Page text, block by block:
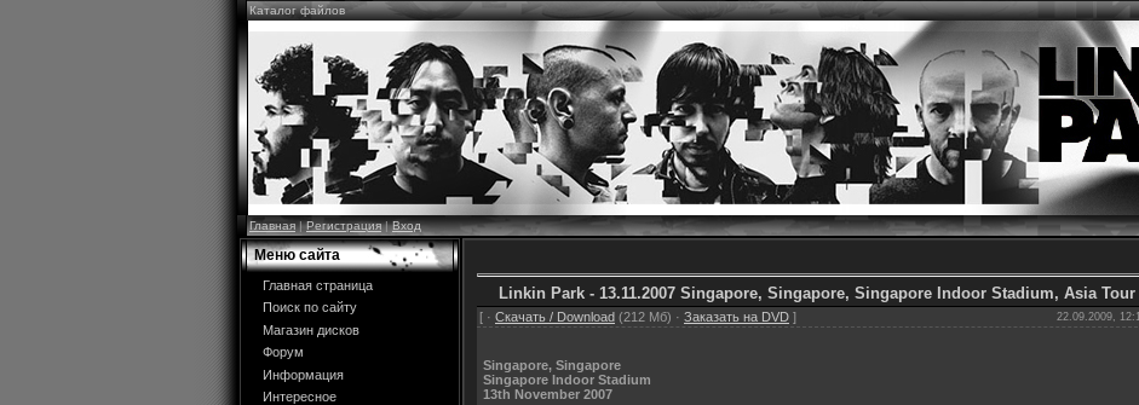
Каталог файлов
Главная|Регистрация|Вход
Меню сайта
Главная страница
Поиск по сайту
Магазин дисков
Форум
Информация
Интересное
Linkin Park - 13.11.2007 Singapore, Singapore, Singapore Indoor Stadium, Asia Tour
[ · Скачать / Download (212 Мб) · Заказать на DVD ] 22.09.2009,
Singapore, Singapore
Singapore Indoor Stadium
13th November 2007